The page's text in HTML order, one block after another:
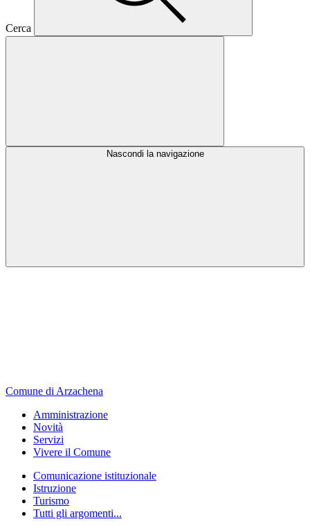
Cerca
Nascondi la navigazione
Comune di Arzachena
Amministrazione
Novità
Servizi
Vivere il Comune
Comunicazione istituzionale
Istruzione
Turismo
Tutti gli argomenti...